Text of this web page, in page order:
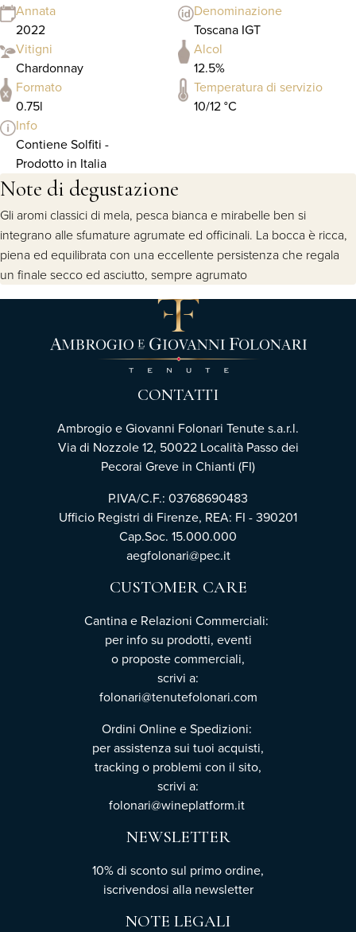
Annata
2022
Denominazione
Toscana IGT
Vitigni
Chardonnay
Alcol
12.5%
Formato
0.75l
Temperatura di servizio
10/12 °C
Info
Contiene Solfiti -
Prodotto in Italia
Note di degustazione
Gli aromi classici di mela, pesca bianca e mirabelle ben si
integrano alle sfumature agrumate ed officinali. La bocca è ricca,
piena ed equilibrata con una eccellente persistenza che regala
un finale secco ed asciutto, sempre agrumato
CONTATTI
Ambrogio e Giovanni Folonari Tenute s.a.r.l.
Via di Nozzole 12, 50022 Località Passo dei
Pecorai Greve in Chianti (FI)
P.IVA/C.F.: 03768690483
Ufficio Registri di Firenze, REA: FI - 390201
Cap.Soc. 15.000.000
aegfolonari@pec.it
CUSTOMER CARE
Cantina e Relazioni Commerciali:
per info su prodotti, eventi
o proposte commerciali,
scrivi a:
folonari@tenutefolonari.com
Ordini Online e Spedizioni:
per assistenza sui tuoi acquisti,
tracking o problemi con il sito,
scrivi a:
folonari@wineplatform.it
NEWSLETTER
10% di sconto sul primo ordine,
iscrivendosi alla newsletter
NOTE LEGALI